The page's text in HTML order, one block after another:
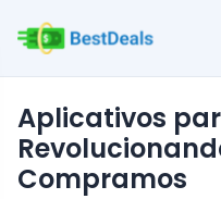
Aplicativos para Supermercados:
Compramos